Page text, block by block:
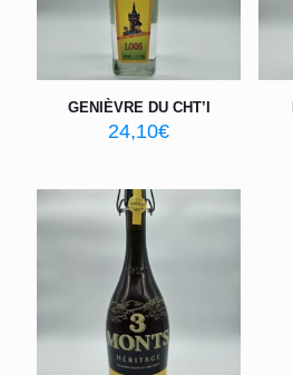
GENIÈVRE DU CHT’I
24,10€